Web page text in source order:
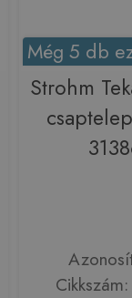
Még 5 db
Strohm